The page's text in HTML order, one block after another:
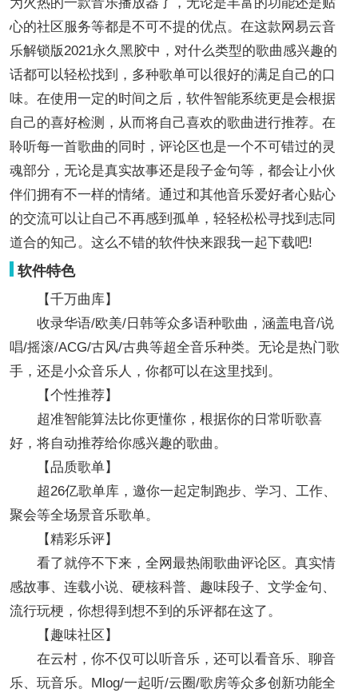
心的社区服务等都是不可不提的优点。在这款网易云音
乐解锁版2021永久黑胶中，对什么类型的歌曲感兴趣的
话都可以轻松找到，多种歌单可以很好的满足自己的口
味。在使用一定的时间之后，软件智能系统更是会根据
自己的喜好检测，从而将自己喜欢的歌曲进行推荐。在
聆听每一首歌曲的同时，评论区也是一个不可错过的灵
魂部分，无论是真实故事还是段子金句等，都会让小伙
伴们拥有不一样的情绪。通过和其他音乐爱好者心贴心
的交流可以让自己不再感到孤单，轻轻松松寻找到志同
道合的知己。这么不错的软件快来跟我一起下载吧!
软件特色
【千万曲库】
收录华语/欧美/日韩等众多语种歌曲，涵盖电音/说
唱/摇滚/ACG/古风/古典等超全音乐种类。无论是热门歌
手，还是小众音乐人，你都可以在这里找到。
【个性推荐】
超准智能算法比你更懂你，根据你的日常听歌喜
好，将自动推荐给你感兴趣的歌曲。
【品质歌单】
超26亿歌单库，邀你一起定制跑步、学习、工作、
聚会等全场景音乐歌单。
【精彩乐评】
看了就停不下来，全网最热闹歌曲评论区。真实情
感故事、连载小说、硬核科普、趣味段子、文学金句、
流行玩梗，你想得到想不到的乐评都在这了。
【趣味社区】
在云村，你不仅可以听音乐，还可以看音乐、聊音
乐、玩音乐。Mlog/一起听/云圈/歌房等众多创新功能全